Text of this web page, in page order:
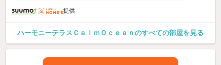
提供
ハーモニーテラスＣａｌｍＯｃｅａｎのすべての部屋を見る